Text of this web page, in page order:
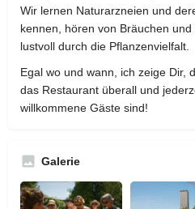
Wir lernen Naturarzneien und
kennen, hören von Bräuchen
lustvoll durch die Pflanzenvielfalt.
Egal wo und wann, ich zeige Dir,
das Restaurant überall und
willkommene Gäste sind!
Galerie